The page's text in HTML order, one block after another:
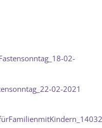
02-
02-2021